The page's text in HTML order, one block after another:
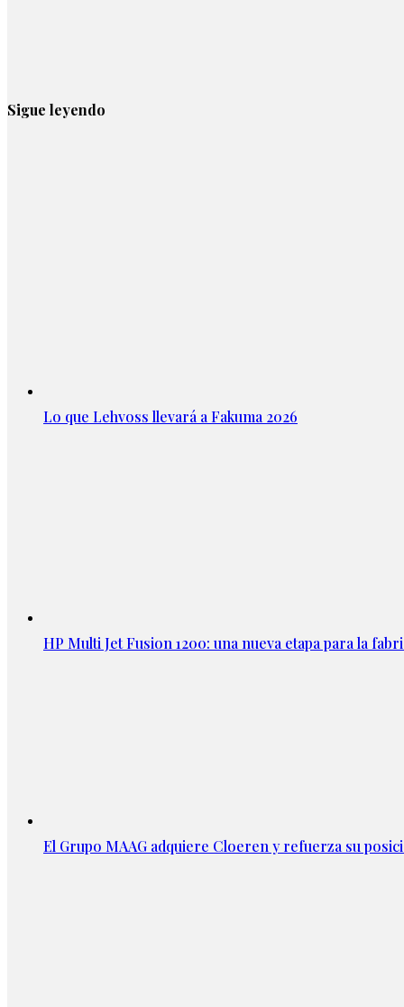
Sigue leyendo
Lo que Lehvoss llevará a Fakuma 2026
HP Multi Jet Fusion 1200: una nueva etapa para la
El Grupo MAAG adquiere Cloeren y refuerza su